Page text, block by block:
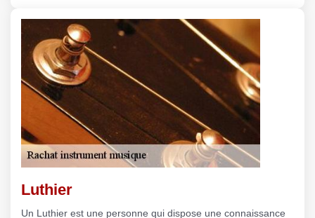
Luthier
Un Luthier est une personne qui dispose une connaissance